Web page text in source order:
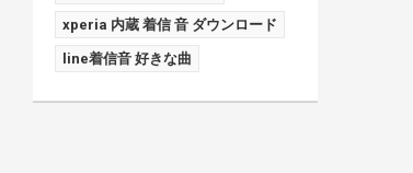
xperia 内蔵 着信 音 ダウンロード
line着信音 好きな曲